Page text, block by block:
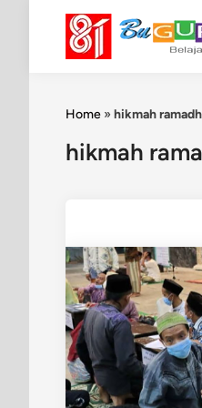
content
Home » hikmah
hikmah